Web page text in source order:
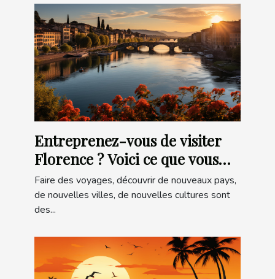
Entreprenez-vous de visiter
Florence ? Voici ce que vous
devez savoir pour préparer
votre voyage
Faire des voyages, découvrir de nouveaux pays,
de nouvelles villes, de nouvelles cultures sont
des...